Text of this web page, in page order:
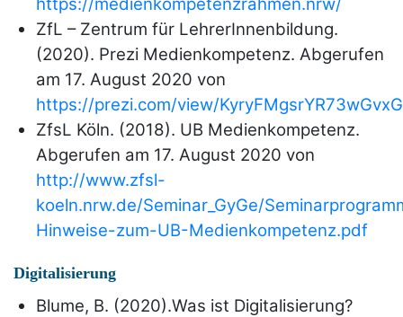
ZfL – Zentrum für LehrerInnenbildung.
(2020). Prezi Medienkompetenz. Abgerufen
am 17. August 2020 von
https://prezi.com/view/
ZfsL Köln. (2018). UB Medienkompetenz.
Abgerufen am 17. August 2020 von
http://www.zfsl-
koeln.nrw.de/Seminar_GyGe/
Hinweise-zum-UB-Medienkompetenz.pdf
Digitalisierung
Blume, B. (2020).Was ist Digitalisierung?